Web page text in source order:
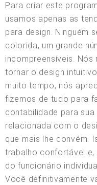
Para criar este
usamos apenas as
para design. Ninguém
colorida, um grande
incompreensíveis.
tornar o design
muito tempo, nós
fizemos de tudo para
contabilidade para
relacionada com o
que mais lhe convém.
trabalho confortável e,
do funcionário
Você definitivamente